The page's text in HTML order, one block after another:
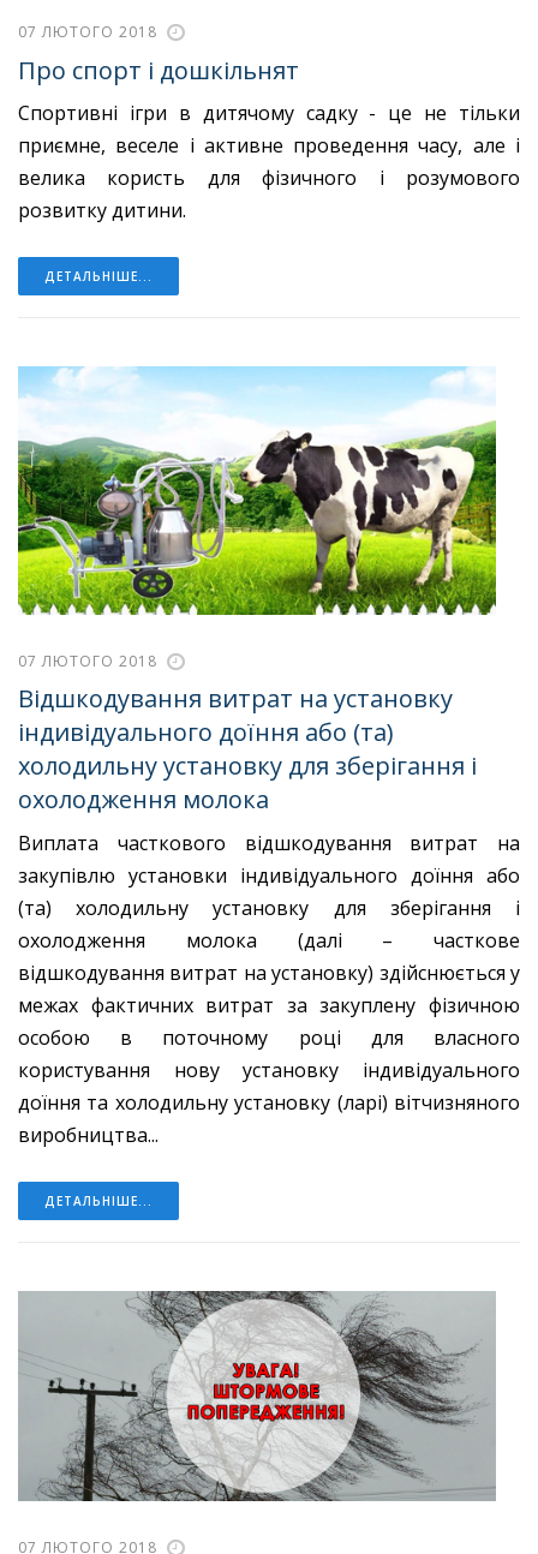
07 ЛЮТОГО 2018
Про спорт і дошкільнят
Спортивні ігри в дитячому садку - це не тільки
приємне, веселе і активне проведення часу, але і
велика користь для фізичного і розумового
розвитку дитини.
ДЕТАЛЬНІШЕ...
07 ЛЮТОГО 2018
Відшкодування витрат на установку
індивідуального доїння або (та)
холодильну установку для зберігання і
охолодження молока
Виплата часткового відшкодування витрат на
закупівлю установки індивідуального доїння або
(та) холодильну установку для зберігання і
охолодження молока (далі – часткове
відшкодування витрат на установку) здійснюється у
межах фактичних витрат за закуплену фізичною
особою в поточному році для власного
користування нову установку індивідуального
доїння та холодильну установку (ларі) вітчизняного
виробництва...
ДЕТАЛЬНІШЕ...
07 ЛЮТОГО 2018